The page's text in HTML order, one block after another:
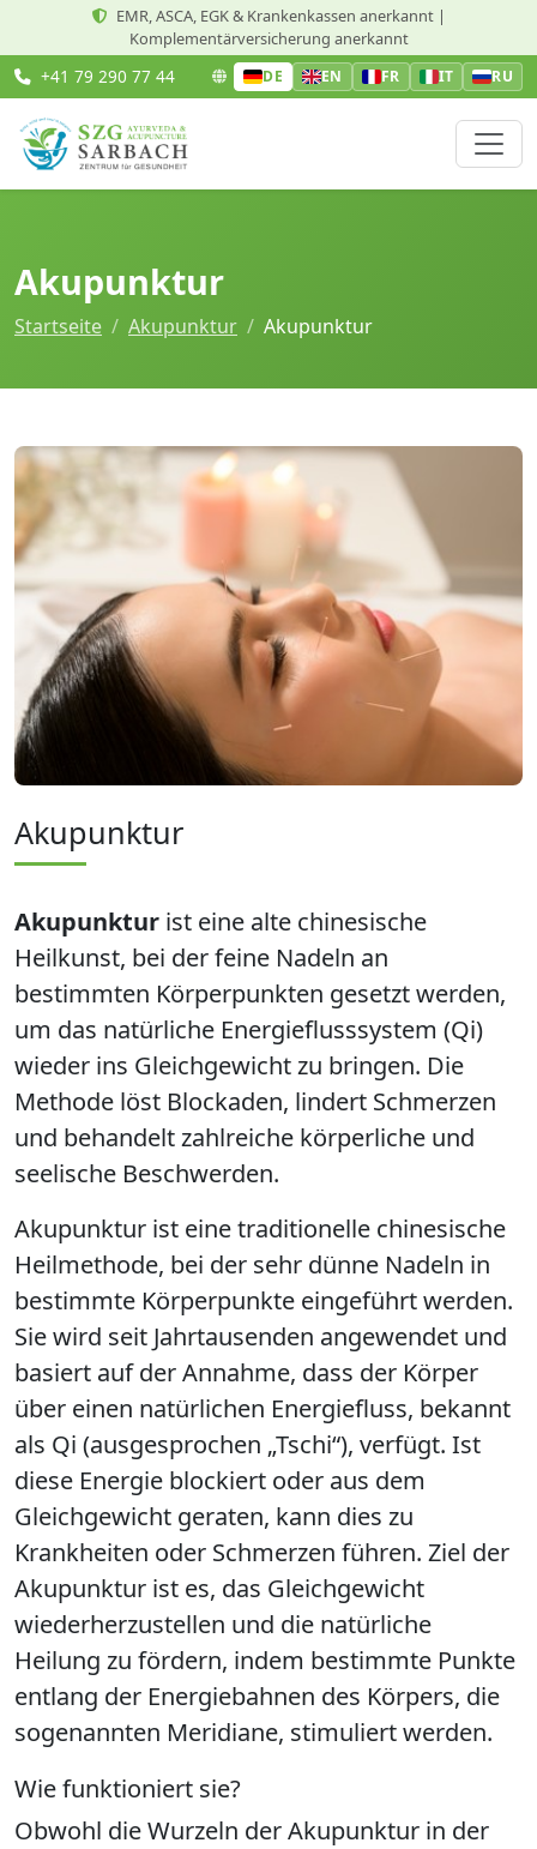
EMR, ASCA, EGK & Krankenkassen anerkannt |
Komplementärversicherung anerkannt
+41 79 290 77 44 DE EN FR IT RU
Akupunktur
Startseite Akupunktur Akupunktur
Akupunktur
Akupunktur ist eine alte chinesische
Heilkunst, bei der feine Nadeln an
bestimmten Körperpunkten gesetzt werden,
um das natürliche Energieflusssystem (Qi)
wieder ins Gleichgewicht zu bringen. Die
Methode löst Blockaden, lindert Schmerzen
und behandelt zahlreiche körperliche und
seelische Beschwerden.
Akupunktur ist eine traditionelle chinesische
Heilmethode, bei der sehr dünne Nadeln in
bestimmte Körperpunkte eingeführt werden.
Sie wird seit Jahrtausenden angewendet und
basiert auf der Annahme, dass der Körper
über einen natürlichen Energiefluss, bekannt
als Qi (ausgesprochen „Tschi“), verfügt. Ist
diese Energie blockiert oder aus dem
Gleichgewicht geraten, kann dies zu
Krankheiten oder Schmerzen führen. Ziel der
Akupunktur ist es, das Gleichgewicht
wiederherzustellen und die natürliche
Heilung zu fördern, indem bestimmte Punkte
entlang der Energiebahnen des Körpers, die
sogenannten Meridiane, stimuliert werden.
Wie funktioniert sie?
Obwohl die Wurzeln der Akupunktur in der